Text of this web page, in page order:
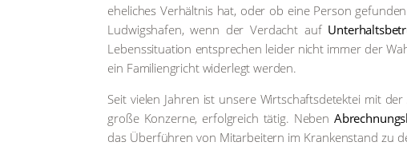
ehe­li­ches Ver­hält­nis hat, oder ob eine Per­son
Lud­wigs­ha­fen, wenn der Ver­dacht auf
Lebens­si­tua­ti­on ent­spre­chen lei­der nicht immer der
ein Fami­li­en­g­richt wider­legt wer­den.
Seit vie­len Jah­ren ist unse­re Wirtschafts­detektei mit
gro­ße Kon­zer­ne, erfolg­reich tätig. Neben
das Über­füh­ren von Mitarbeitern im Kran­ken­stand zu